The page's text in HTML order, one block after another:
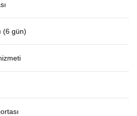
(6 gün)